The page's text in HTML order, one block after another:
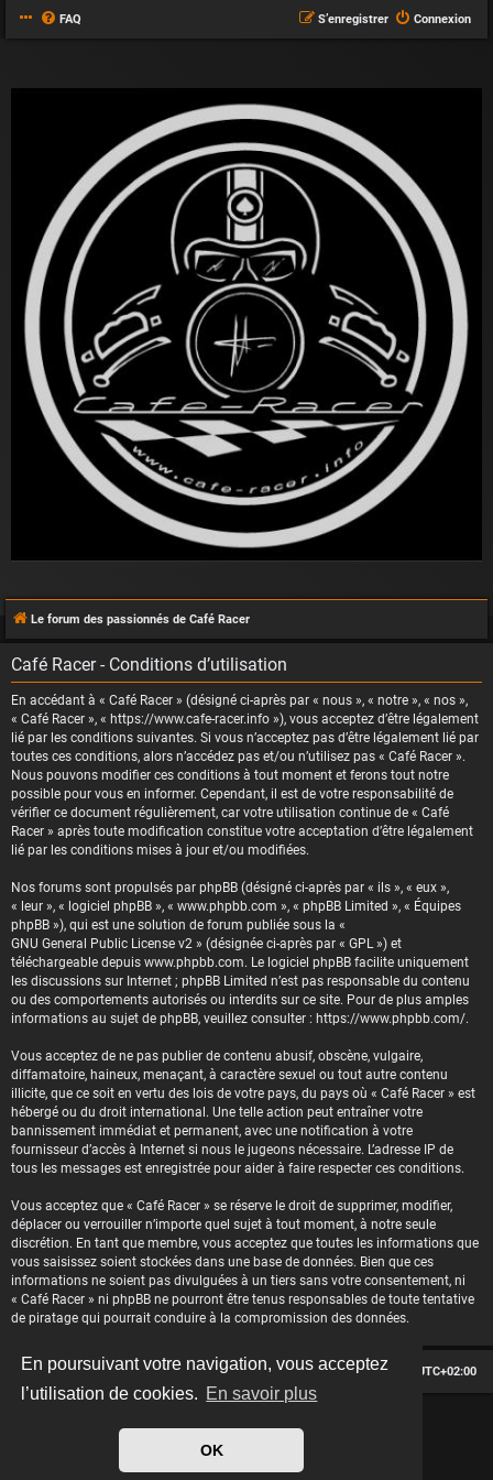
En poursuivant votre navigation, vous acceptez
l’utilisation de cookies. En savoir plus
OK
FAQ Connexion
S’enregistrer
Le forum des passionnés de Café Racer
Café Racer - Conditions d’utilisation
En accédant à « Café Racer » (désigné ci-après par « nous », « notre », « nos »,
« Café Racer », « https://www.cafe-racer.info »), vous acceptez d’être légalement
lié par les conditions suivantes. Si vous n’acceptez pas d’être légalement lié par
toutes ces conditions, alors n’accédez pas et/ou n’utilisez pas « Café Racer ».
Nous pouvons modifier ces conditions à tout moment et ferons tout notre
possible pour vous en informer. Cependant, il est de votre responsabilité de
vérifier ce document régulièrement, car votre utilisation continue de « Café
Racer » après toute modification constitue votre acceptation d’être légalement
lié par les conditions mises à jour et/ou modifiées.
Nos forums sont propulsés par phpBB (désigné ci-après par « ils », « eux »,
« leur », « logiciel phpBB », « www.phpbb.com », « phpBB Limited », « Équipes
phpBB »), qui est une solution de forum publiée sous la «
GNU General Public License v2 » (désignée ci-après par « GPL ») et
téléchargeable depuis www.phpbb.com. Le logiciel phpBB facilite uniquement
les discussions sur Internet ; phpBB Limited n’est pas responsable du contenu
ou des comportements autorisés ou interdits sur ce site. Pour de plus amples
informations au sujet de phpBB, veuillez consulter : https://www.phpbb.com/.
Vous acceptez de ne pas publier de contenu abusif, obscène, vulgaire,
diffamatoire, haineux, menaçant, à caractère sexuel ou tout autre contenu
illicite, que ce soit en vertu des lois de votre pays, du pays où « Café Racer » est
hébergé ou du droit international. Une telle action peut entraîner votre
bannissement immédiat et permanent, avec une notification à votre
fournisseur d’accès à Internet si nous le jugeons nécessaire. L’adresse IP de
tous les messages est enregistrée pour aider à faire respecter ces conditions.
Vous acceptez que « Café Racer » se réserve le droit de supprimer, modifier,
déplacer ou verrouiller n’importe quel sujet à tout moment, à notre seule
discrétion. En tant que membre, vous acceptez que toutes les informations que
vous saisissez soient stockées dans une base de données. Bien que ces
informations ne soient pas divulguées à un tiers sans votre consentement, ni
« Café Racer » ni phpBB ne pourront être tenus responsables de toute tentative
de piratage qui pourrait conduire à la compromission des données.
Le forum des passionnés de Café Racer Heures au format UTC+02:00
phpBB ® Forum Software © phpBB Limited
phpBB-fr.com